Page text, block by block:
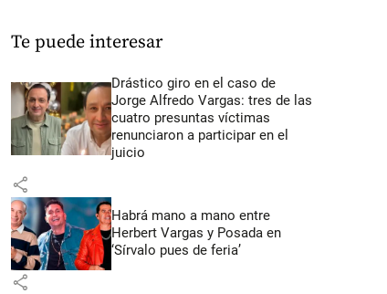
Te puede interesar
Drástico giro en el caso de
Jorge Alfredo Vargas: tres de las
cuatro presuntas víctimas
renunciaron a participar en el
juicio
share
Habrá mano a mano entre
Herbert Vargas y Posada en
‘Sírvalo pues de feria’
share